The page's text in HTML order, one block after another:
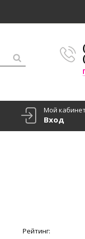
Мой
Вход
Рейтинг: